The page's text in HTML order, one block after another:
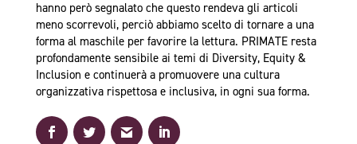
hanno però segnalato che questo rendeva gli articoli
meno scorrevoli, perciò abbiamo scelto di tornare a una
forma al maschile per favorire la lettura. PRIMATE resta
profondamente sensibile ai temi di Diversity, Equity &
Inclusion e continuerà a promuovere una cultura
organizzativa rispettosa e inclusiva, in ogni sua forma.